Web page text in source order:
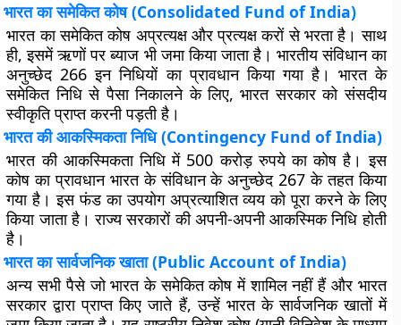
भारत का समेकित कोष (Consolidated Fund of India)
भारत का समेकित कोष अप्रत्यक्ष और प्रत्यक्ष करों से भरता है। साथ
ही, इसमें ऋणों पर ब्याज भी जमा किया जाता है। भारतीय संविधान का
अनुच्छेद 266 इन निधियों का प्रावधान किया गया है। भारत के
समेकित निधि से पैसा निकालने के लिए, भारत सरकार को संसदीय
स्वीकृति प्राप्त करनी पड़ती है।
भारत की आकस्मिकता निधि (Contingency Fund of India)
भारत की आकस्मिकता निधि में 500 करोड़ रुपये का कोष है। इस
कोष का प्रावधान भारत के संविधान के अनुच्छेद 267 के तहत किया
गया है। इस फंड का उपयोग अप्रत्याशित व्यय को पूरा करने के लिए
किया जाता है। राज्य सरकारों की अपनी-अपनी आकस्मिक निधि होती
है।
भारत का सार्वजनिक खाता (Public Account of India)
अन्य सभी पैसे जो भारत के समेकित कोष में शामिल नहीं हैं और भारत
सरकार द्वारा प्राप्त किए जाते हैं, उन्हें भारत के सार्वजनिक खातों में